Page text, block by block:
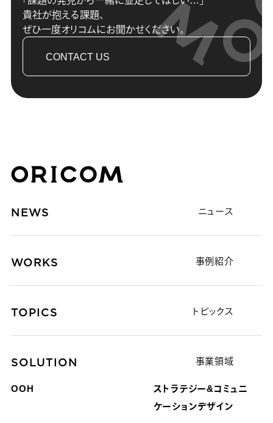
貴社が抱える課題、
ぜひ一度オリコムにお聞かせください。
CONTACT US
株式会社オリコム ORICOM CO.,LTD.
NEWS ニュース
WORKS 事例紹介
TOPICS トピックス
SOLUTION 事業領域
OOH
ストラテジー&コミュニ
ケーションデザイン